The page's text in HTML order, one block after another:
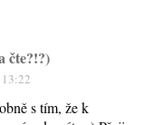
čte?!?)
s tím, že k